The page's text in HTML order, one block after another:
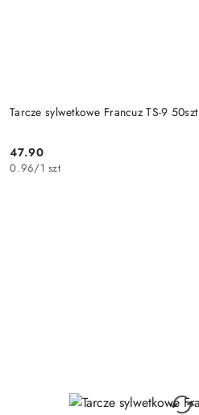
Tarcze sylwetkowe Francuz TS-9 50szt
Cena:
47.90
0.96/1 szt